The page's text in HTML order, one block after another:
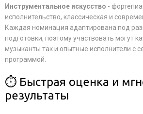
Инструментальное искусство -
исполнительство, классическая и
Каждая номинация адаптирована под
подготовки, поэтому участвовать могут
музыканты так и опытные исполнители с
программой.
⏱ Быстрая оценка и
результаты